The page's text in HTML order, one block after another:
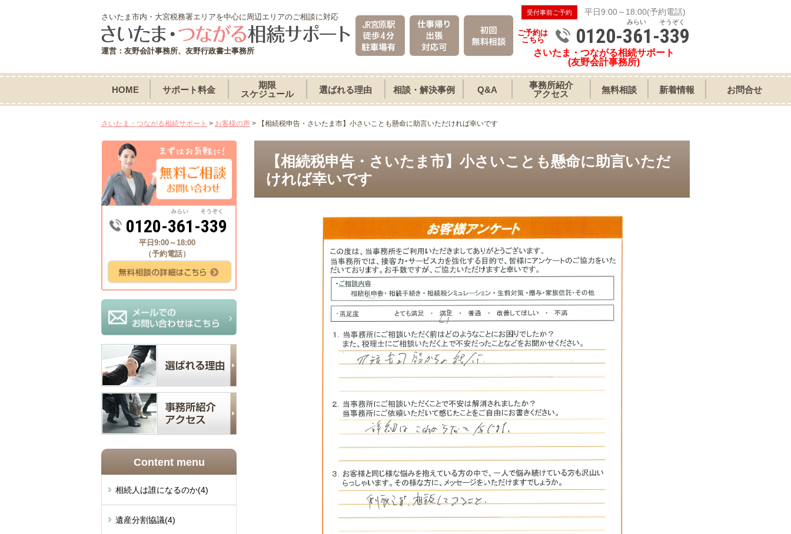
さいたま市内・大宮税務署エリアを中心に周辺エリアのご相談に対応
運営：友野会計事務所、友野行政書士事務所
受付事前ご予約 平日9:00～18:00(予約電話)
ご予約は
こちら
みらい そうぞく
0120-361-339
さいたま・つながる相続サポート
(友野会計事務所)
HOME サポート料金
期限
スケジュール
選ばれる理由 相談・解決事例 Q&A
事務所紹介
アクセス
無料相談 新着情報 お問合せ
さいたま・つながる相続サポート > お客様の声 > 【相続税申告・さいたま市】小さいことも懸命に助言いただければ幸いです
【相続税申告・さいたま市】小さいことも懸命に助言いただ
ければ幸いです
0120-361-339
平日9:00～18:00
（予約電話）
Content menu
相続人は誰になるのか(4)
遺産分割協議(4)